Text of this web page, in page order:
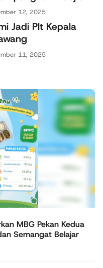
12, 2025
Jadi Plt Kepala
11, 2025
MBG Pekan Kedua
Semangat Belajar